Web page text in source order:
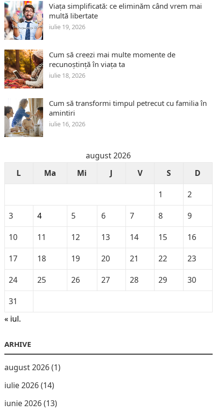
Viața simplificată: ce eliminăm când vrem mai
multă libertate
iulie 19, 2026
Cum să creezi mai multe momente de
recunoștință în viața ta
iulie 18, 2026
Cum să transformi timpul petrecut cu familia în
amintiri
iulie 16, 2026
august 2026
L
Ma Mi J V S
D
1
2
3
4 5 6 7 8
9
10
11 12 13 14 15
16
17
18 19 20 21 22
23
24
25 26 27 28 29
30
31
« iul.
ARHIVE
august 2026(1)
iulie 2026(14)
iunie 2026(13)